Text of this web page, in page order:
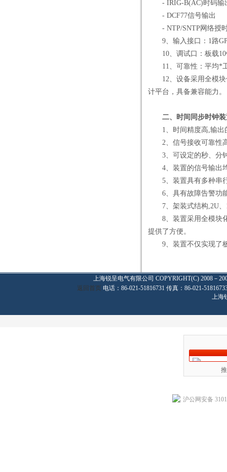
- IRIG-B(AC)时码输
- DCF77信号输出
- NTP/SNTP网络授
9、输入接口：1路
10、调试口：板载10
11、可靠性：平均*工
12、设备采用全模块
计平台，具备兼容能力。
二、时间同步时钟
1、时间精度高,输出
2、信号接收可靠性高
3、可设定的秒、分钟
4、装置的信号输出
5、装置具有多种串行
6、具有故障告警功能
7、架装式结构,2U、
8、装置采用全模块化
提供了方便。
9、装置不仅实现了板
上海锐呈电气有限公司 COPYRIGHT(C) 2008－
返回首页 电话：86-021-51816731 传真：86-021-
上海
沪公网安备